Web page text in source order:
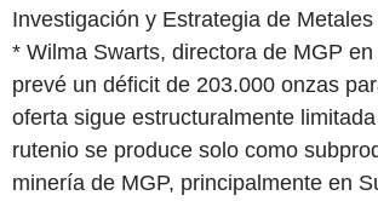
Investigación y Estrategia de Metales
* Wilma Swarts, directora de MGP
prevé un déficit de 203.000 onzas
oferta sigue estructuralmente
rutenio se produce solo como
minería de MGP, principalmente en